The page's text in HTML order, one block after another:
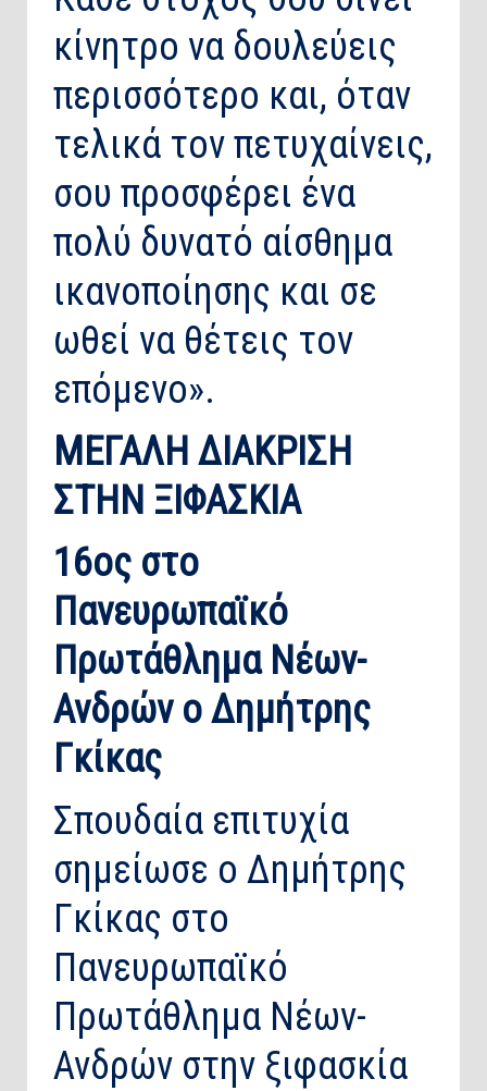
κίνητρο να δουλεύεις
περισσότερο και, όταν
τελικά τον πετυχαίνεις,
σου προσφέρει ένα
πολύ δυνατό αίσθημα
ικανοποίησης και σε
ωθεί να θέτεις τον
επόμενο».
ΜΕΓΑΛΗ ΔΙΑΚΡΙΣΗ
ΣΤΗΝ ΞΙΦΑΣΚΙΑ
16ος στο
Πανευρωπαϊκό
Πρωτάθλημα Νέων-
Ανδρών ο Δημήτρης
Γκίκας
Σπουδαία επιτυχία
σημείωσε ο Δημήτρης
Γκίκας στο
Πανευρωπαϊκό
Πρωτάθλημα Νέων-
Ανδρών στην ξιφασκία